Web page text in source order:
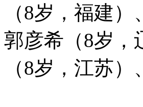
（8岁，福建
郭彦希（8岁，
（8岁，江苏